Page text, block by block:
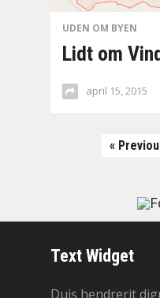
UDEN OM BYEN
Lidt om
april 15, 2015
Indlægsinddeling
«
Text Widget
Duis hendrerit